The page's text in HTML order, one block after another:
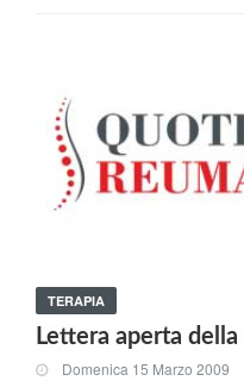
TERAPIA
Lettera aperta
Domenica 15 Marzo 2009